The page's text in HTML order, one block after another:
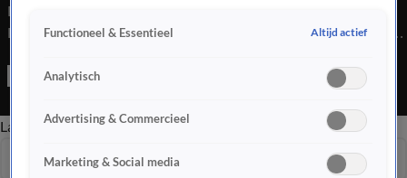
Bekijk aflevering 1579 van Hart van Nederland - Ochtend
Editie uit seizoen 2026 hier. Deze aflevering is uitgezonden op
Editie is een Nieuws programma
Late EditieOchtend EditieVroege Editie
Seizoen 2026
Functioneel & Essentieel Altijd actief
Analytisch
Advertising & Commercieel
Marketing & Social media